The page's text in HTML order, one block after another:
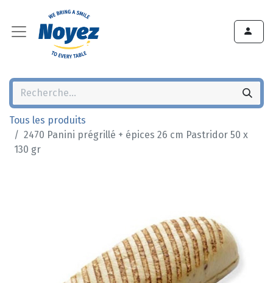
Tous les produits
2470 Panini prégrillé + épices 26 cm Pastridor 50 x
130 gr